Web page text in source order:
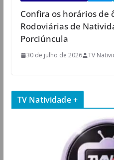
Confira os horários de
Rodoviárias de
Porciúncula
30 de julho de 2026 TV
TV Natividade +